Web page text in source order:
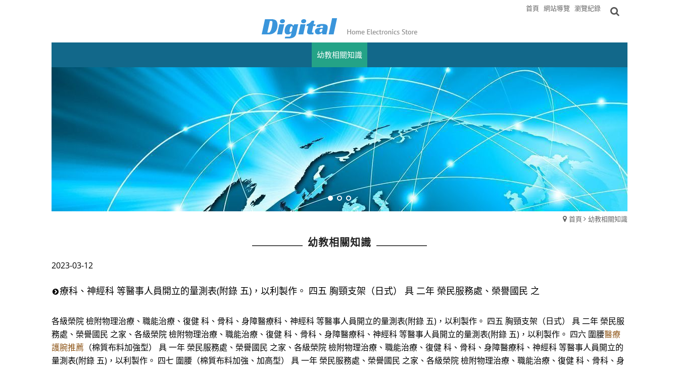
首頁 網站導覽 瀏覽紀錄
幼教相關知識
首頁 幼教相關知識
幼教相關知識
2023-03-12
療科、神經科 等醫事人員開立的量測表(附錄 五)，以利製作。 四五 胸頸支架（日式） 具 二年 榮民服務處、榮譽國民 之
各級榮院 檢附物理治療、職能治療、復健 科、骨科、身障醫療科、神經科 等醫事人員開立的量測表(附錄 五)，以利製作。 四五 胸頸支架（日式） 具 二年 榮民服
務處、榮譽國民 之家、各級榮院 檢附物理治療、職能治療、復健 科、骨科、身障醫療科、神經科 等醫事人員開立的量測表(附錄 五)，以利製作。 四六 圍腰醫療
護腕推薦 （棉質布料加強型） 具 一年 榮民服務處、榮譽國民 之家、各級榮院 檢附物理治療、職能治療、復健 科、骨科、身障醫療科、神經科 等醫事人員開立的
量測表(附錄 五)，以利製作。 四七 圍腰（棉質布料加強、加高型） 具 一年 榮民服務處、榮譽國民 之家、各級榮院 檢附物理治療、職能治療、復健 科、骨科、身